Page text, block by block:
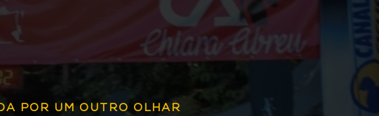
POR UM OUTRO OLHAR